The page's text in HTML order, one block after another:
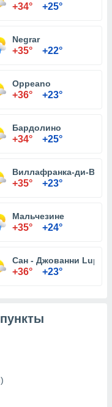
+34° +25°
Negrar
+35° +22°
Oppeano
+36° +23°
Бардолино
+34° +25°
Виллафранка-ди-
+35° +23°
Мальчезине
+35° +24°
Сан - Джованни
+36° +23°